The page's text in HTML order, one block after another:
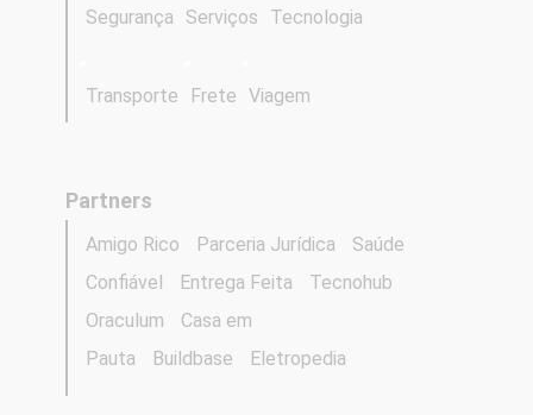
Segurança Serviços Tecnologia
Transporte Frete Viagem
Partners
Amigo Rico Parceria Jurídica
Saúde
Confiável
Entrega Feita
Tecnohub
Oraculum
Casa em
Pauta
Buildbase Eletropedia